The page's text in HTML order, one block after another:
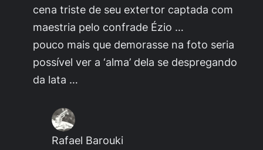
cena triste de seu extertor captada com
maestria pelo confrade Ézio …
pouco mais que demorasse na foto seria
possível ver a ‘alma’ dela se despregando
da lata …
Rafael Barouki